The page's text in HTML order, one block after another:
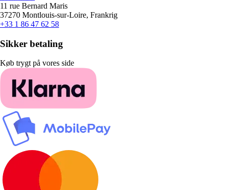
11 rue Bernard Maris
37270 Montlouis-sur-Loire, Frankrig
+33 1 86 47 62 58
Sikker betaling
Køb trygt på vores side